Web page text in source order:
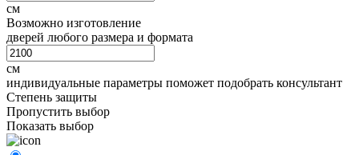
см
Возможно изготовление
дверей любого размера и формата
см
индивидуальные параметры поможет подобрать консультант
Степень защиты
Пропустить выбор
Показать выбор